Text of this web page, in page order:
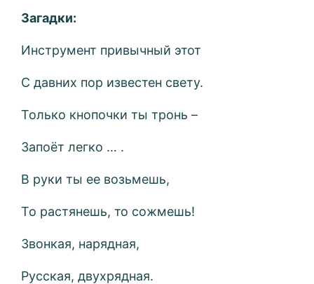
Загадки:
Инструмент привычный этот
С давних пор известен свету.
Только кнопочки ты тронь –
Запоёт легко … .
В руки ты ее возьмешь,
То растянешь, то сожмешь!
Звонкая, нарядная,
Русская, двухрядная.